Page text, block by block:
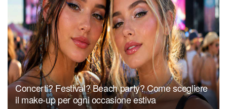
Concerti? Festival? Beach party? Come scegliere
il make-up per ogni occasione estiva